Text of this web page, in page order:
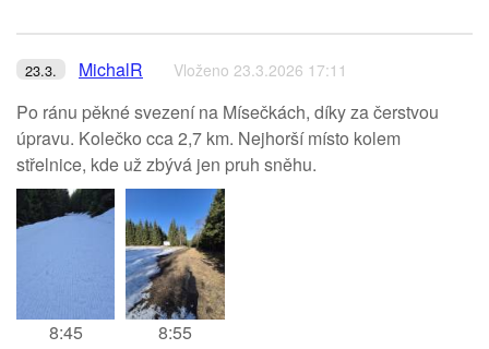
23.3. MichalR Vloženo 23.3.2026 17:11
Po ránu pěkné svezení na Mísečkách, díky za čerstvou
úpravu. Kolečko cca 2,7 km. Nejhorší místo kolem
střelnice, kde už zbývá jen pruh sněhu.
8:45 8:55